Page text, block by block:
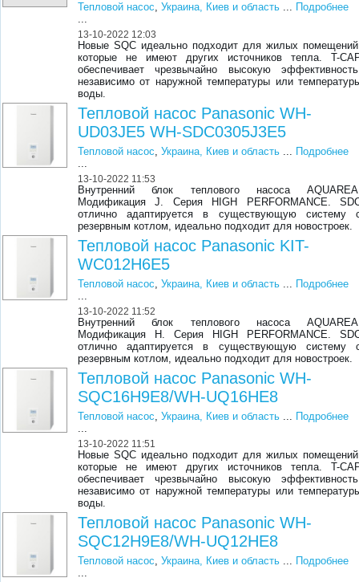
Тепловой насос,Украина, Киев и область ... Подробнее
...
13-10-2022 12:03
Новые SQC идеально подходит для жилых
которые не имеют других источников тепла. T-
обеспечивает чрезвычайно высокую
независимо от наружной температуры или
воды.
Тепловой насос Panasonic WH-
UD03JE5 WH-SDC0305J3E5
Тепловой насос,Украина, Киев и область ... Подробнее
...
13-10-2022 11:53
Внутренний блок теплового насоса
Модификация J. Серия HIGH PERFORMANCE.
отлично адаптируется в существующую систему
резервным котлом, идеально подходит для новостроек.
Тепловой насос Panasonic KIT-
WC012H6E5
Тепловой насос,Украина, Киев и область ... Подробнее
...
13-10-2022 11:52
Внутренний блок теплового насоса
Модификация Н. Серия HIGH PERFORMANCE.
отлично адаптируется в существующую систему
резервным котлом, идеально подходит для новостроек.
Тепловой насос Panasonic WH-
SQC16H9E8/WH-UQ16HE8
Тепловой насос,Украина, Киев и область ... Подробнее
...
13-10-2022 11:51
Новые SQC идеально подходит для жилых
которые не имеют других источников тепла. T-
обеспечивает чрезвычайно высокую
независимо от наружной температуры или
воды.
Тепловой насос Panasonic WH-
SQC12H9E8/WH-UQ12HE8
Тепловой насос,Украина, Киев и область ... Подробнее
...